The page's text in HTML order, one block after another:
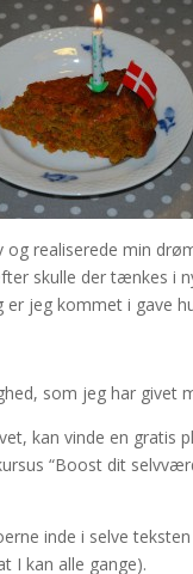
realiserede min
skulle der tænkes i
er jeg kommet i gave
som jeg har givet
kan vinde en gratis
“Boost dit
inde i selve
I kan alle gange).